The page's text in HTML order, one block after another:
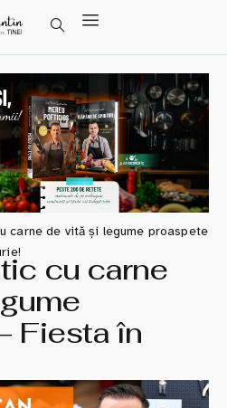
carne de vită și legume proaspete
cu carne
Fiesta în